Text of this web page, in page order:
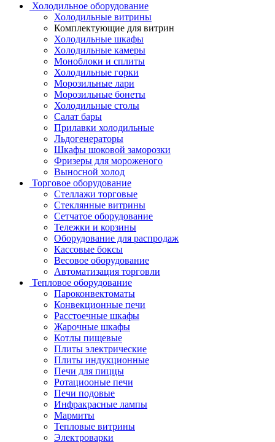
Холодильное оборудование
Холодильные витрины
Комплектующие для витрин
Холодильные шкафы
Холодильные камеры
Моноблоки и сплиты
Холодильные горки
Морозильные лари
Морозильные бонеты
Холодильные столы
Салат бары
Прилавки холодильные
Льдогенераторы
Шкафы шоковой заморозки
Фризеры для мороженого
Выносной холод
Торговое оборудование
Стеллажи торговые
Стеклянные витрины
Сетчатое оборудование
Тележки и корзины
Оборудование для распродаж
Кассовые боксы
Весовое оборудование
Автоматизация торговли
Тепловое оборудование
Пароконвектоматы
Конвекционные печи
Расстоечные шкафы
Жарочные шкафы
Котлы пищевые
Плиты электрические
Плиты индукционные
Печи для пиццы
Ротациооные печи
Печи подовые
Инфракрасные лампы
Мармиты
Тепловые витрины
Электроварки